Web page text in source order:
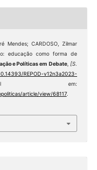
Mendes; CARDOSO, Zilmar
educação como forma de
e Políticas em Debate,[S.
REPOD-v12n3a2023-
em:
article/view/68117.